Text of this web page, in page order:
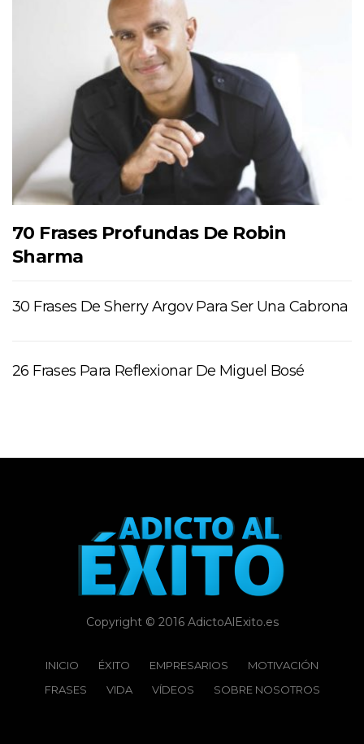
70 Frases Profundas De Robin
Sharma
30 Frases De Sherry Argov Para Ser Una Cabrona
26 Frases Para Reflexionar De Miguel Bosé
Copyright © 2016 AdictoAlExito.es
INICIO ÉXITO‬ EMPRESARIOS
MOTIVACIÓN
FRASES
VIDA VÍDEOS SOBRE NOSOTROS